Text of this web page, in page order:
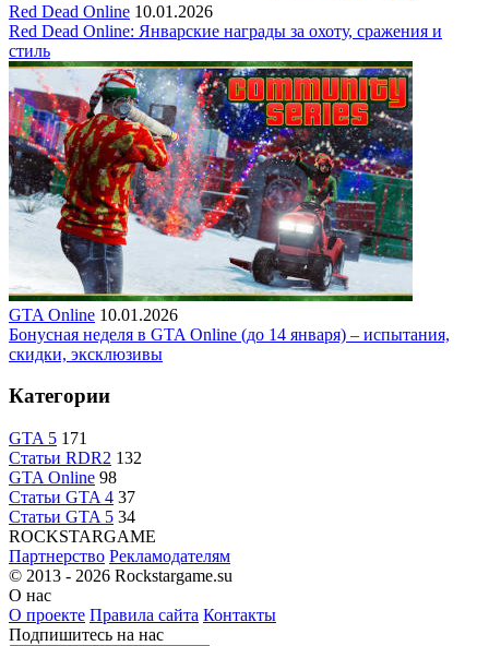
Red Dead Online 10.01.2026
Red Dead Online: Январские награды за охоту, сражения и
стиль
GTA Online 10.01.2026
Бонусная неделя в GTA Online (до 14 января) – испытания,
скидки, эксклюзивы
Категории
GTA 5 171
Статьи RDR2 132
GTA Online 98
Статьи GTA 4 37
Статьи GTA 5 34
ROCKSTARGAME
Партнерство Рекламодателям
© 2013 - 2026 Rockstargame.su
О нас
О проекте Правила сайта Контакты
Подпишитесь на нас